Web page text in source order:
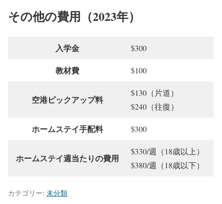
その他の費用（2023年）
入学金 $300
教材費 $100
空港ピックアップ料
$130（片道）
$240（往復）
ホームステイ手配料 $300
ホームステイ週当たりの費用
$330/週（18歳以上）
$380/週（18歳以下）
カテゴリー: 未分類